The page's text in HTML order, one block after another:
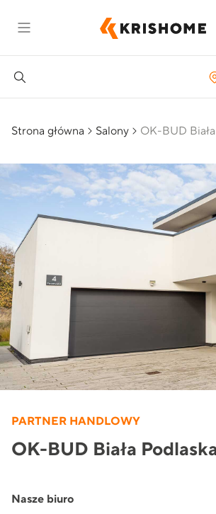
Strona główna Salony OK-BUD
PARTNER HANDLOWY
OK-BUD Biała
Nasze biuro